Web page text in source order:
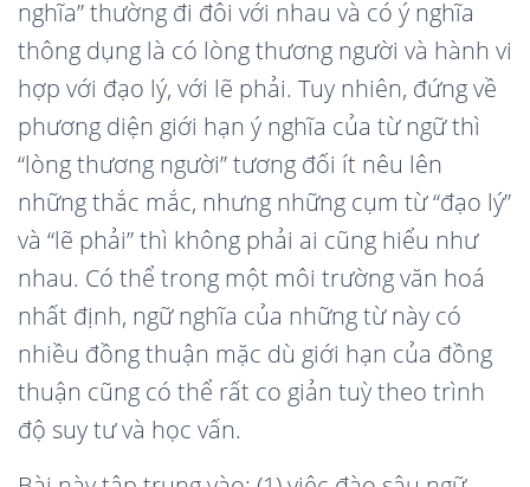
nghĩa” thường đi đôi với nhau và có ý nghĩa
thông dụng là có lòng thương người và hành vi
hợp với đạo lý, với lẽ phải. Tuy nhiên, đứng về
phương diện giới hạn ý nghĩa của từ ngữ thì
“lòng thương người” tương đối ít nêu lên
những thắc mắc, nhưng những cụm từ “đạo lý”
và “lẽ phải” thì không phải ai cũng hiểu như
nhau. Có thể trong một môi trường văn hoá
nhất định, ngữ nghĩa của những từ này có
nhiều đồng thuận mặc dù giới hạn của đồng
thuận cũng có thể rất co giản tuỳ theo trình
độ suy tư và học vấn.